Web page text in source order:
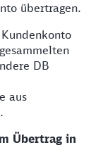
übertragen.
DB
aus
Übertrag in